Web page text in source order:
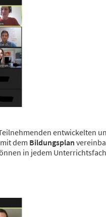
entwickelten
dem Bildungsplan
in jedem